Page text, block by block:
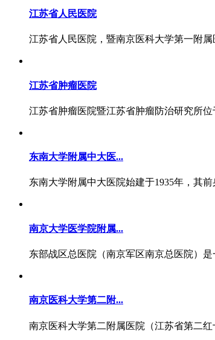
江苏省人民医院
江苏省人民医院，暨南京医科大学第一附
江苏省肿瘤医院
江苏省肿瘤医院暨江苏省肿瘤防治研究所
东南大学附属中大医...
东南大学附属中大医院始建于1935年，其
南京大学医学院附属...
东部战区总医院（南京军区南京总医院）
南京医科大学第二附...
南京医科大学第二附属医院（江苏省第二